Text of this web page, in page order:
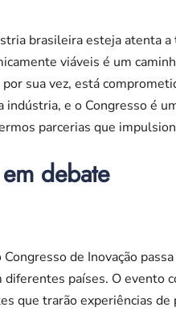
brasileira esteja atenta
viáveis é um
sua vez, está
indústria, e o Congresso é
parcerias que
debate
de Inovação
países. O evento
que trarão experiências